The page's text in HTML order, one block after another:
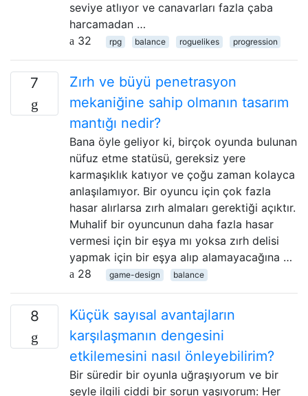
seviye atlıyor ve canavarları fazla çaba
harcamadan …
32
rpg balance roguelikes progression
7
Zırh ve büyü penetrasyon
mekaniğine sahip olmanın tasarım
mantığı nedir?
Bana öyle geliyor ki, birçok oyunda bulunan
nüfuz etme statüsü, gereksiz yere
karmaşıklık katıyor ve çoğu zaman kolayca
anlaşılamıyor. Bir oyuncu için çok fazla
hasar alırlarsa zırh almaları gerektiği açıktır.
Muhalif bir oyuncunun daha fazla hasar
vermesi için bir eşya mı yoksa zırh delisi
yapmak için bir eşya alıp alamayacağına …
28
game-design balance
8
Küçük sayısal avantajların
karşılaşmanın dengesini
etkilemesini nasıl önleyebilirim?
Bir süredir bir oyunla uğraşıyorum ve bir
şeyle ilgili ciddi bir sorun yaşıyorum: Her